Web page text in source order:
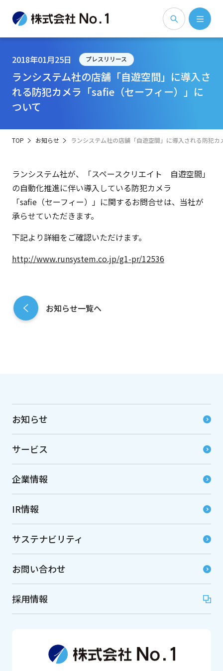
2018年01月25日 プレスリリース
ランシステム社の店舗「自遊空間」に導入さ
れる防犯カメラ「safie（セーフィー）」に
ついて
TOP お知らせ ランシステム社の店舗「自遊空間」に導入される防犯
ランシステム社が、「スペースクリエイト 自遊空間」
の自動化推進に伴い導入している防犯カメラ
「safie（セーフィー）」に関するお問合せは、当社が
承らせていただきます。
下記より詳細をご確認いただけます。
http://www.runsystem.co.jp/g1-pr/12536
お知らせ一覧へ
お知らせ
サービス
企業情報
IR情報
サステナビリティ
お問い合わせ
採用情報